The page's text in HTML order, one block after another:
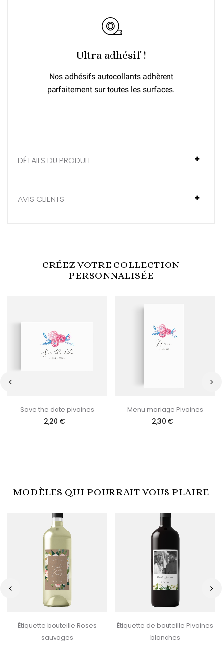
Ultra adhésif !
Nos adhésifs autocollants adhèrent
parfaitement sur toutes les surfaces.
DÉTAILS DU PRODUIT
AVIS CLIENTS
CRÉEZ VOTRE COLLECTION
PERSONNALISÉE
Save the date pivoines
2,20 €
Menu mariage Pivoines
2,30 €
MODÈLES QUI POURRAIT VOUS PLAIRE
Étiquette bouteille Roses
sauvages
Étiquette de bouteille Pivoines
blanches